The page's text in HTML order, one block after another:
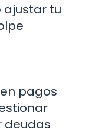
ajustar tu
pagos
deudas